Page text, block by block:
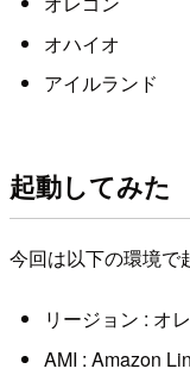
オハイオ
アイルランド
起動してみた
今回は以下の環境で
リージョン : オ
AMI : Amazon